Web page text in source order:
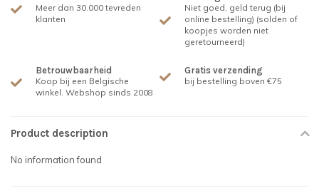
Meer dan 30.000 tevreden
klanten
Niet goed, geld terug (bij
online bestelling) (solden of
koopjes worden niet
geretourneerd)
Betrouwbaarheid
Koop bij een Belgische
winkel. Webshop sinds 2008
Gratis verzending
bij bestelling boven €75
Product description
No information found